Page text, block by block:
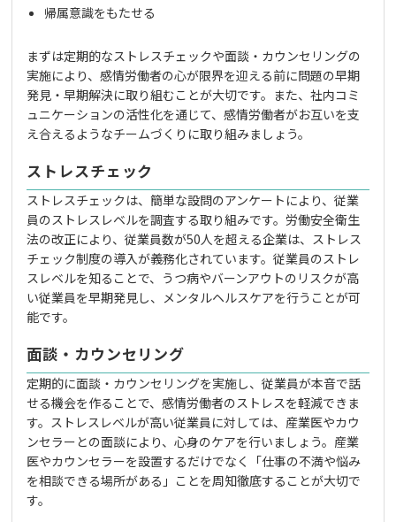
帰属意識をもたせる
まずは定期的なストレスチェックや面談・カウンセリングの
実施により、感情労働者の心が限界を迎える前に問題の早期
発見・早期解決に取り組むことが大切です。また、社内コミ
ュニケーションの活性化を通じて、感情労働者がお互いを支
え合えるようなチームづくりに取り組みましょう。
ストレスチェック
ストレスチェックは、簡単な設問のアンケートにより、従業
員のストレスレベルを調査する取り組みです。労働安全衛生
法の改正により、従業員数が50人を超える企業は、ストレス
チェック制度の導入が義務化されています。従業員のストレ
スレベルを知ることで、うつ病やバーンアウトのリスクが高
い従業員を早期発見し、メンタルヘルスケアを行うことが可
能です。
面談・カウンセリング
定期的に面談・カウンセリングを実施し、従業員が本音で話
せる機会を作ることで、感情労働者のストレスを軽減できま
す。ストレスレベルが高い従業員に対しては、産業医やカウ
ンセラーとの面談により、心身のケアを行いましょう。産業
医やカウンセラーを設置するだけでなく「仕事の不満や悩み
を相談できる場所がある」ことを周知徹底することが大切で
す。